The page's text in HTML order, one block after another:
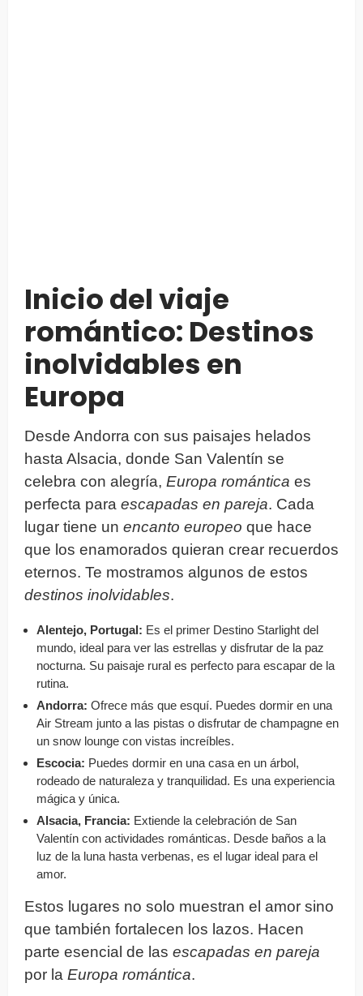
Inicio del viaje
romántico: Destinos
inolvidables en
Europa
Desde Andorra con sus paisajes helados
hasta Alsacia, donde San Valentín se
celebra con alegría, Europa romántica es
perfecta para escapadas en pareja. Cada
lugar tiene un encanto europeo que hace
que los enamorados quieran crear recuerdos
eternos. Te mostramos algunos de estos
destinos inolvidables.
Alentejo, Portugal: Es el primer Destino Starlight del
mundo, ideal para ver las estrellas y disfrutar de la paz
nocturna. Su paisaje rural es perfecto para escapar de la
rutina.
Andorra: Ofrece más que esquí. Puedes dormir en una
Air Stream junto a las pistas o disfrutar de champagne en
un snow lounge con vistas increíbles.
Escocia: Puedes dormir en una casa en un árbol,
rodeado de naturaleza y tranquilidad. Es una experiencia
mágica y única.
Alsacia, Francia: Extiende la celebración de San
Valentín con actividades románticas. Desde baños a la
luz de la luna hasta verbenas, es el lugar ideal para el
amor.
Estos lugares no solo muestran el amor sino
que también fortalecen los lazos. Hacen
parte esencial de las escapadas en pareja
por la Europa romántica.